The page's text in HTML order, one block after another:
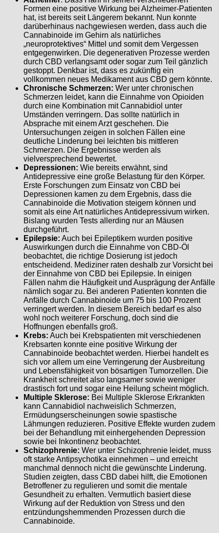
Formen eine positive Wirkung bei Alzheimer-Patienten
hat, ist bereits seit Längerem bekannt. Nun konnte
darüberhinaus nachgewiesen werden, dass auch die
Cannabinoide im Gehirn als natürliches
„neuroprotektives“ Mittel und somit dem Vergessen
entgegenwirken. Die degenerativen Prozesse werden
durch CBD verlangsamt oder sogar zum Teil gänzlich
gestoppt. Denkbar ist, dass es zukünftig ein
vollkommen neues Medikament aus CBD gern könnte.
Chronische Schmerzen: Wer unter chronischen
Schmerzen leidet, kann die Einnahme von Opioiden
durch eine Kombination mit Cannabidiol unter
Umständen verringern. Das sollte natürlich in
Absprache mit einem Arzt geschehen. Die
Untersuchungen zeigen in solchen Fällen eine
deutliche Linderung bei leichten bis mittleren
Schmerzen. Die Ergebnisse werden als
vielversprechend bewertet.
Depressionen: Wie bereits erwähnt, sind
Antidepressive eine große Belastung für den Körper.
Erste Forschungen zum Einsatz von CBD bei
Depressionen kamen zu dem Ergebnis, dass die
Cannabinoide die Motivation steigern können und
somit als eine Art natürliches Antidepressivum wirken.
Bislang wurden Tests allerding nur an Mäusen
durchgeführt.
Epilepsie: Auch bei Epileptikern wurden positive
Auswirkungen durch die Einnahme von CBD-Öl
beobachtet, die richtige Dosierung ist jedoch
entscheidend. Mediziner raten deshalb zur Vorsicht bei
der Einnahme von CBD bei Epilepsie. In einigen
Fällen nahm die Häufigkeit und Ausprägung der Anfälle
nämlich sogar zu. Bei anderen Patienten konnten die
Anfälle durch Cannabinoide um 75 bis 100 Prozent
verringert werden. In diesem Bereich bedarf es also
wohl noch weiterer Forschung, doch sind die
Hoffnungen ebenfalls groß.
Krebs: Auch bei Krebspatienten mit verschiedenen
Krebsarten konnte eine positive Wirkung der
Cannabinoide beobachtet werden. Hierbei handelt es
sich vor allem um eine Verringerung der Ausbreitung
und Lebensfähigkeit von bösartigen Tumorzellen. Die
Krankheit schreitet also langsamer sowie weniger
drastisch fort und sogar eine Heilung scheint möglich.
Multiple Sklerose: Bei Multiple Sklerose Erkrankten
kann Cannabidiol nachweislich Schmerzen,
Ermüdungserscheinungen sowie spastische
Lähmungen reduzieren. Positive Effekte wurden zudem
bei der Behandlung mit einhergehenden Depression
sowie bei Inkontinenz beobachtet.
Schizophrenie: Wer unter Schizophrenie leidet, muss
oft starke Antipsychotika einnehmen – und erreicht
manchmal dennoch nicht die gewünschte Linderung.
Studien zeigten, dass CBD dabei hilft, die Emotionen
Betroffener zu regulieren und somit die mentale
Gesundheit zu erhalten. Vermutlich basiert diese
Wirkung auf der Reduktion von Stress und den
entzündungshemmenden Prozessen durch die
Cannabinoide.